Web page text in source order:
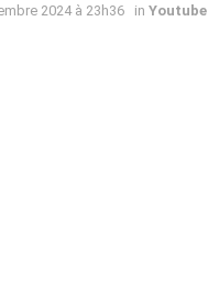
2024 à 23h36 in Youtube